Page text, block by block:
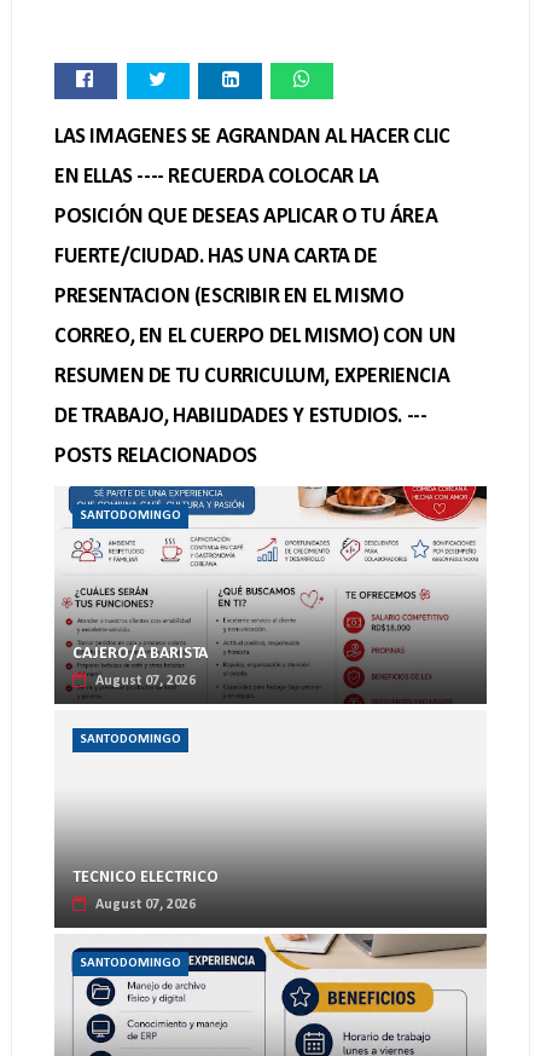
LAS IMAGENES SE AGRANDAN AL HACER CLIC
EN ELLAS ---- RECUERDA COLOCAR LA
POSICIÓN QUE DESEAS APLICAR O TU ÁREA
FUERTE/CIUDAD. HAS UNA CARTA DE
PRESENTACION (ESCRIBIR EN EL MISMO
CORREO, EN EL CUERPO DEL MISMO) CON UN
RESUMEN DE TU CURRICULUM, EXPERIENCIA
DE TRABAJO, HABILIDADES Y ESTUDIOS. ---
POSTS RELACIONADOS
SANTODOMINGO
CAJERO/A BARISTA
August 07, 2026
SANTODOMINGO
TECNICO ELECTRICO
August 07, 2026
SANTODOMINGO